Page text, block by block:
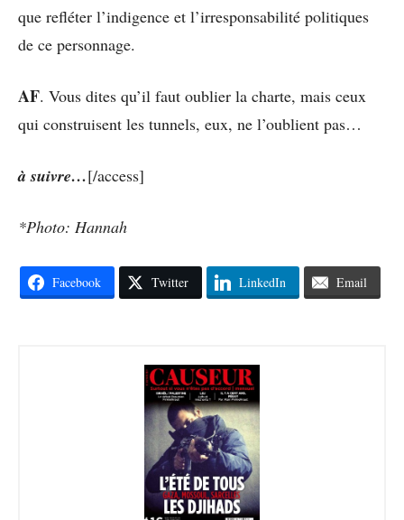
que refléter l’indigence et l’irresponsabilité politiques
de ce personnage.
AF. Vous dites qu’il faut oublier la charte, mais ceux
qui construisent les tunnels, eux, ne l’oublient pas…
à suivre…[/access]
*Photo: Hannah
Facebook Twitter LinkedIn Email